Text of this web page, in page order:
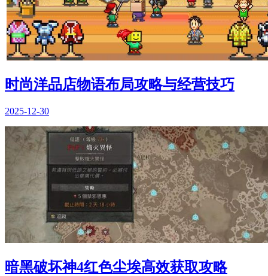
时尚洋品店物语布局攻略与经营技巧
2025-12-30
暗黑破坏神4红色尘埃高效获取攻略